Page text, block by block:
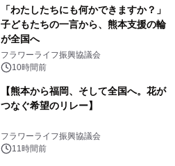
「わたしたちにも何かできますか？」
子どもたちの一言から、熊本支援の輪
が全国へ
フラワーライフ振興協議会
10時間前
【熊本から福岡、そして全国へ。花が
つなぐ希望のリレー】
フラワーライフ振興協議会
11時間前